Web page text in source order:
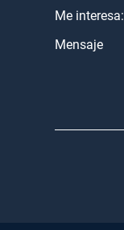
Me interesa:
Mensaje